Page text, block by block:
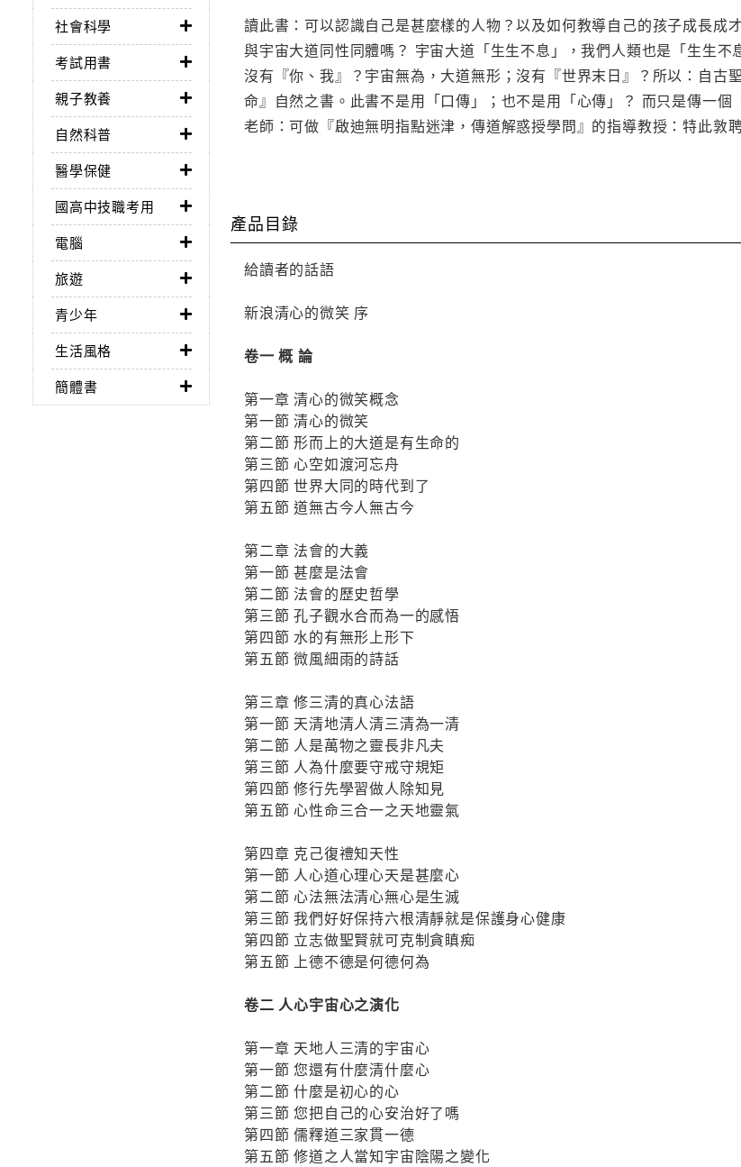
社會科學
考試用書
親子教養
自然科普
醫學保健
國高中技職考用
電腦
旅遊
青少年
生活風格
簡體書
讀此書：可以認識自己是甚麼樣的人物？以及如何教導自己的孩子成長成
與宇宙大道同性同體嗎？ 宇宙大道「生生不息」，我們人類也是「生生
沒有『你、我』？宇宙無為，大道無形；沒有『世界末日』？所以：自古
命』自然之書。此書不是用「口傳」；也不是用「心傳」？ 而只是傳一
老師：可做『啟迪無明指點迷津，傳道解惑授學問』的指導教授：特此敦聘
產品目錄
給讀者的話語
新浪清心的微笑 序
卷一 概 論
第一章 清心的微笑概念
第一節 清心的微笑
第二節 形而上的大道是有生命的
第三節 心空如渡河忘舟
第四節 世界大同的時代到了
第五節 道無古今人無古今
第二章 法會的大義
第一節 甚麼是法會
第二節 法會的歷史哲學
第三節 孔子觀水合而為一的感悟
第四節 水的有無形上形下
第五節 微風細雨的詩話
第三章 修三清的真心法語
第一節 天清地清人清三清為一清
第二節 人是萬物之靈長非凡夫
第三節 人為什麼要守戒守規矩
第四節 修行先學習做人除知見
第五節 心性命三合一之天地靈氣
第四章 克己復禮知天性
第一節 人心道心理心天是甚麼心
第二節 心法無法清心無心是生滅
第三節 我們好好保持六根清靜就是保護身心健康
第四節 立志做聖賢就可克制貪瞋痴
第五節 上德不德是何德何為
卷二 人心宇宙心之演化
第一章 天地人三清的宇宙心
第一節 您還有什麼清什麼心
第二節 什麼是初心的心
第三節 您把自己的心安治好了嗎
第四節 儒釋道三家貫一德
第五節 修道之人當知宇宙陰陽之變化